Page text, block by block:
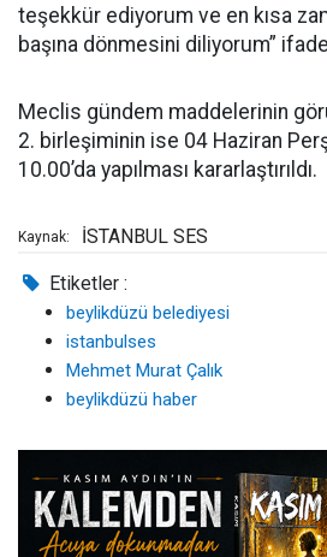
teşekkür ediyorum ve en kısa
başına dönmesini diliyorum”
Meclis gündem maddelerinin
2. birleşiminin ise 04 Haziran
10.00’da yapılması kararlaştırıldı.
Kaynak: İSTANBUL SES
Etiketler :
beylikdüzü belediyesi
istanbulses
Mehmet Murat Çalık
beylikdüzü haber